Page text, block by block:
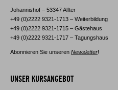
Johannishof – 53347 Alfter
+49 (0)2222 9321-1713 – Weiterbildung
+49 (0)2222 9321-1715 – Gästehaus
+49 (0)2222 9321-1717 – Tagungshaus
Abonnieren Sie unseren Newsletter!
UNSER KURSANGEBOT